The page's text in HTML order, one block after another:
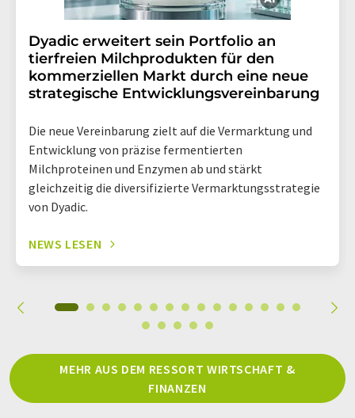
Dyadic erweitert sein Portfolio an
tierfreien Milchprodukten für den
kommerziellen Markt durch eine neue
strategische Entwicklungsvereinbarung
Die neue Vereinbarung zielt auf die Vermarktung und
Entwicklung von präzise fermentierten
Milchproteinen und Enzymen ab und stärkt
gleichzeitig die diversifizierte Vermarktungsstrategie
von Dyadic.
NEWS LESEN
MEHR AUS DEM RESSORT WIRTSCHAFT &
FINANZEN